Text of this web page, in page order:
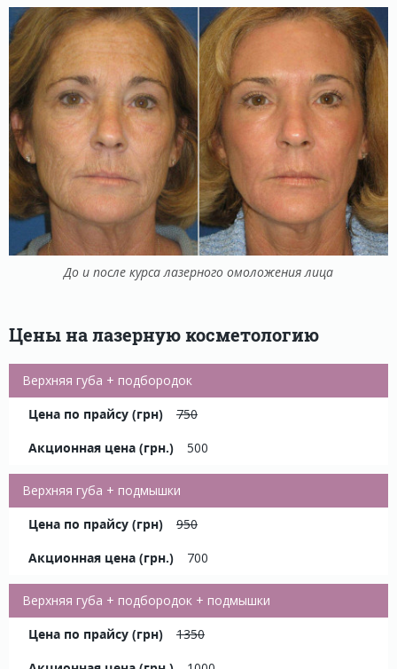
До и после курса лазерного омоложения лица
Цены на лазерную косметологию
Верхняя губа + подбородок
750
500
Верхняя губа + подмышки
950
700
Верхняя губа + подбородок + подмышки
1350